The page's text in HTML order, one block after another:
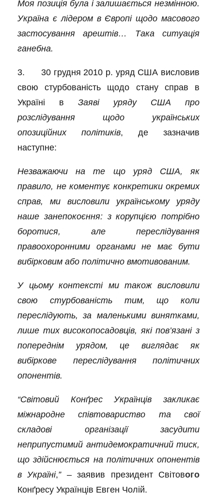
Моя позиція була і залишається незмінною.
Україна є лідером в Європі щодо масового
застосування арештів… Така ситуація
ганебна.
3. 30 грудня 2010 р. уряд США висловив
свою стурбованість щодо стану справ в
Україні в Заяві уряду США про
розслідування щодо українських
опозиційних політиків, де зазначив
наступне:
Незважаючи на те що уряд США, як
правило, не коментує конкретики окремих
справ, ми висловили українському уряду
наше занепокоєння: з корупцією потрібно
боротися, але переслідування
правоохоронними органами не має бути
вибірковим або політично вмотивованим.
У цьому контексті ми також висловили
свою стурбованість тим, що коли
переслідують, за маленькими винятками,
лише тих високопосадовців, які пов’язані з
попереднім урядом, це виглядає як
вибіркове переслідування політичних
опонентів.
“Світовий Конґрес Українців закликає
міжнародне співтовариство та свої
складові організації засудити
неприпустимий антидемократичний тиск,
що здійснюється на політичних опонентів
в Україні,”– заявив президент Світового
Конґресу Українців Евген Чолій.